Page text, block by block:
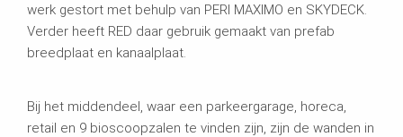
werk gestort met behulp van PERI MAXIMO en SKYDECK.
Verder heeft RED daar gebruik gemaakt van prefab
breedplaat en kanaalplaat.
Bij het middendeel, waar een parkeergarage, horeca,
retail en 9 bioscoopzalen te vinden zijn, zijn de wanden in